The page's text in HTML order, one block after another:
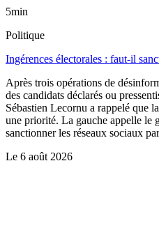
5min
Politique
Ingérences électorales : faut-il
Après trois opérations de
des candidats déclarés ou
Sébastien Lecornu a rappelé que
une priorité. La gauche appelle le
sanctionner les réseaux sociaux
Le 6 août 2026